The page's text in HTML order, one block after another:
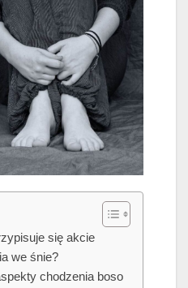
się akcie
we śnie?
chodzenia boso